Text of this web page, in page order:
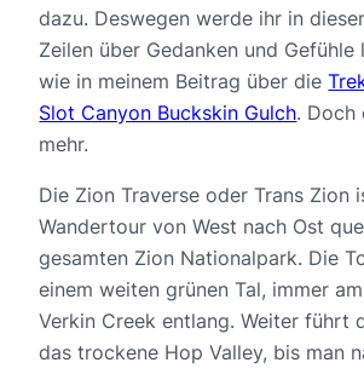
dazu. Deswegen werde ihr in
Zeilen über Gedanken und Gefühle
wie in meinem Beitrag über die
Slot Canyon Buckskin Gulch. Doch
mehr.
Die Zion Traverse oder Trans Zion
Wandertour von West nach Ost
gesamten Zion Nationalpark. Die
einem weiten grünen Tal, immer
Verkin Creek entlang. Weiter führt
das trockene Hop Valley, bis man